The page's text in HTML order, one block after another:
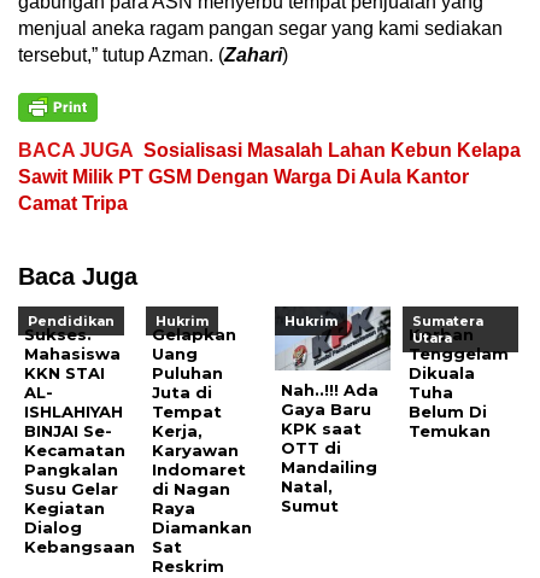
menjual aneka ragam pangan segar yang kami sediakan
tersebut,” tutup Azman. (Zahari)
BACA JUGA Sosialisasi Masalah Lahan Kebun Kelapa
Sawit Milik PT GSM Dengan Warga Di Aula Kantor
Camat Tripa
Baca Juga
Pendidikan
Sukses.
Mahasiswa
KKN STAI
AL-
ISHLAHIYAH
BINJAI Se-
Kecamatan
Pangkalan
Susu Gelar
Kegiatan
Dialog
Kebangsaan
Hukrim
Gelapkan
Uang
Puluhan
Juta di
Tempat
Kerja,
Karyawan
Indomaret
di Nagan
Raya
Diamankan
Sat
Reskrim
Hukrim
Nah..!!! Ada
Gaya Baru
KPK saat
OTT di
Mandailing
Natal,
Sumut
Sumatera
Utara
Korban
Tenggelam
Dikuala
Tuha
Belum Di
Temukan